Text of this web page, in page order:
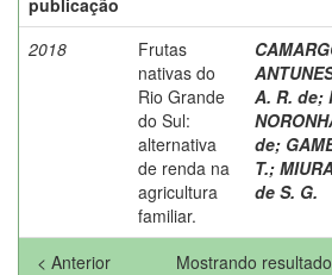
2018
Frutas
nativas do
Rio Grande
do Sul:
alternativa
de renda na
agricultura
familiar.
A. R. de;
de;
T.;
de S. G.
Mostrando
< Anterior